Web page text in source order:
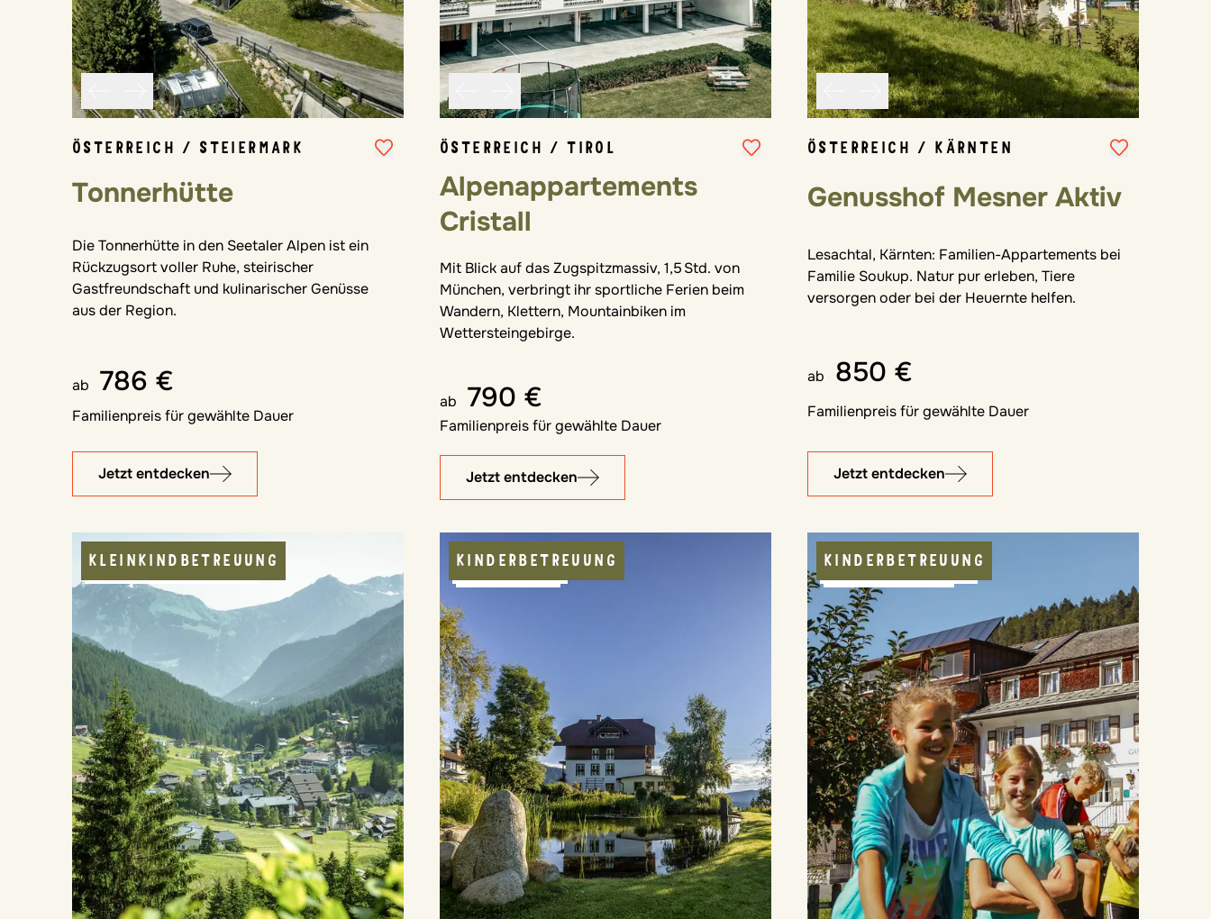
ÖSTERREICH / STEIERMARK
Tonnerhütte
Die Tonnerhütte in den Seetaler Alpen ist ein
Rückzugsort voller Ruhe, steirischer
Gastfreundschaft und kulinarischer Genüsse
aus der Region.
ab 786 €
Familienpreis für gewählte Dauer
Jetzt entdecken
ÖSTERREICH / TIROL
Alpenappartements
Cristall
Mit Blick auf das Zugspitzmassiv, 1,5 Std. von
München, verbringt ihr sportliche Ferien beim
Wandern, Klettern, Mountainbiken im
Wettersteingebirge.
ab 790 €
Familienpreis für gewählte Dauer
Jetzt entdecken
ÖSTERREICH / KÄRNTEN
Genusshof Mesner Aktiv
Lesachtal, Kärnten: Familien-Appartements bei
Familie Soukup. Natur pur erleben, Tiere
versorgen oder bei der Heuernte helfen.
ab 850 €
Familienpreis für gewählte Dauer
Jetzt entdecken
KLEINKINDBETREUUNG
KINDERBETREUUNG KINDERBETREUUNG
ALLEINLAGE
NATURNAH KINDERBETREUUNG
REGIONALE KOST
HALBPENSION